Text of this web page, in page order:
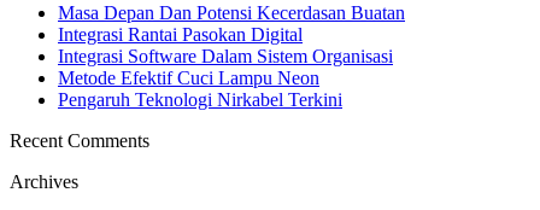
Masa Depan Dan Potensi Kecerdasan Buatan
Integrasi Rantai Pasokan Digital
Integrasi Software Dalam Sistem Organisasi
Metode Efektif Cuci Lampu Neon
Pengaruh Teknologi Nirkabel Terkini
Recent Comments
Archives